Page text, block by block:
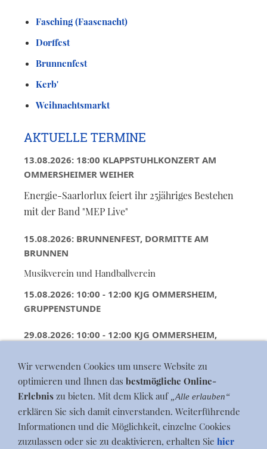
Fasching (Faasenacht)
Dorffest
Brunnenfest
Kerb'
Weihnachtsmarkt
AKTUELLE TERMINE
13.08.2026: 18:00 KLAPPSTUHLKONZERT AM
OMMERSHEIMER WEIHER
Energie-Saarlorlux feiert ihr 25jähriges Bestehen
mit der Band "MEP Live"
15.08.2026: BRUNNENFEST, DORMITTE AM
BRUNNEN
Musikverein und Handballverein
15.08.2026: 10:00 - 12:00 KJG OMMERSHEIM,
GRUPPENSTUNDE
29.08.2026: 10:00 - 12:00 KJG OMMERSHEIM,
Wir verwenden Cookies um unsere Website zu
optimieren und Ihnen das bestmögliche Online-
Erlebnis zu bieten. Mit dem Klick auf „Alle erlauben“
erklären Sie sich damit einverstanden. Weiterführende
Informationen und die Möglichkeit, einzelne Cookies
zuzulassen oder sie zu deaktivieren, erhalten Sie hier